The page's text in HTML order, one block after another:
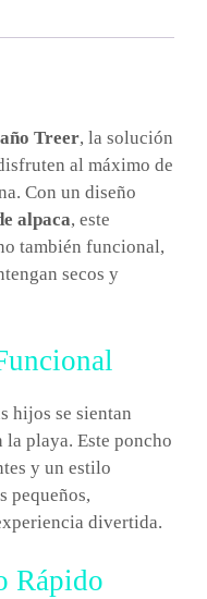
Treer, la solución
al máximo de
Con un diseño
alpaca, este
también funcional,
secos y
hijos se sientan
la playa. Este poncho
y un estilo
pequeños,
divertida.
Rápido